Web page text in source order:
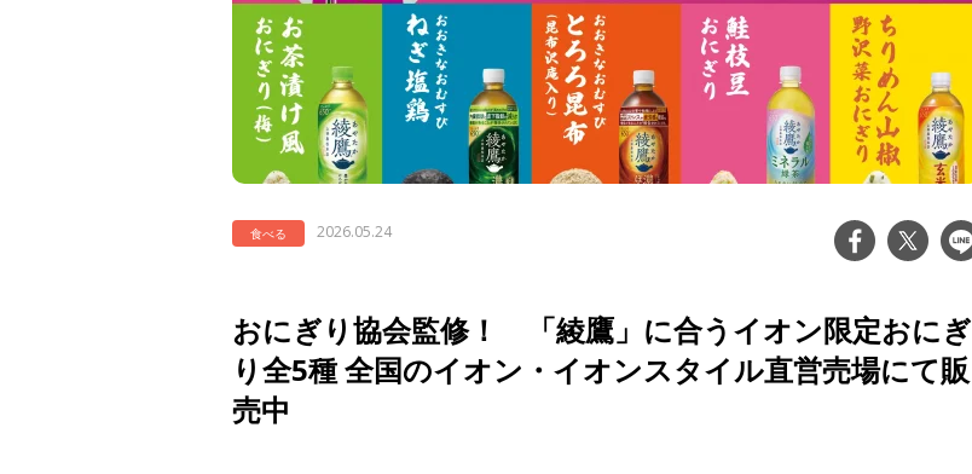
食べる 2026.05.24
おにぎり協会監修！ 「綾鷹」に合うイオン限定おにぎ
り全5種 全国のイオン・イオンスタイル直営売場にて販
売中